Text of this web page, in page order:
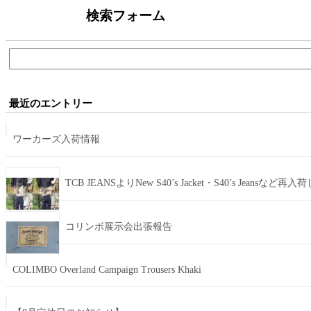
検索フォーム
索:
最近のエントリー
ワーカーズ入荷情報
TCB JEANSよりNew S40’s Jacket・S40’s Jeansなど再入
コリンボ展示会出張報告
COLIMBO Overland Campaign Trousers Khaki